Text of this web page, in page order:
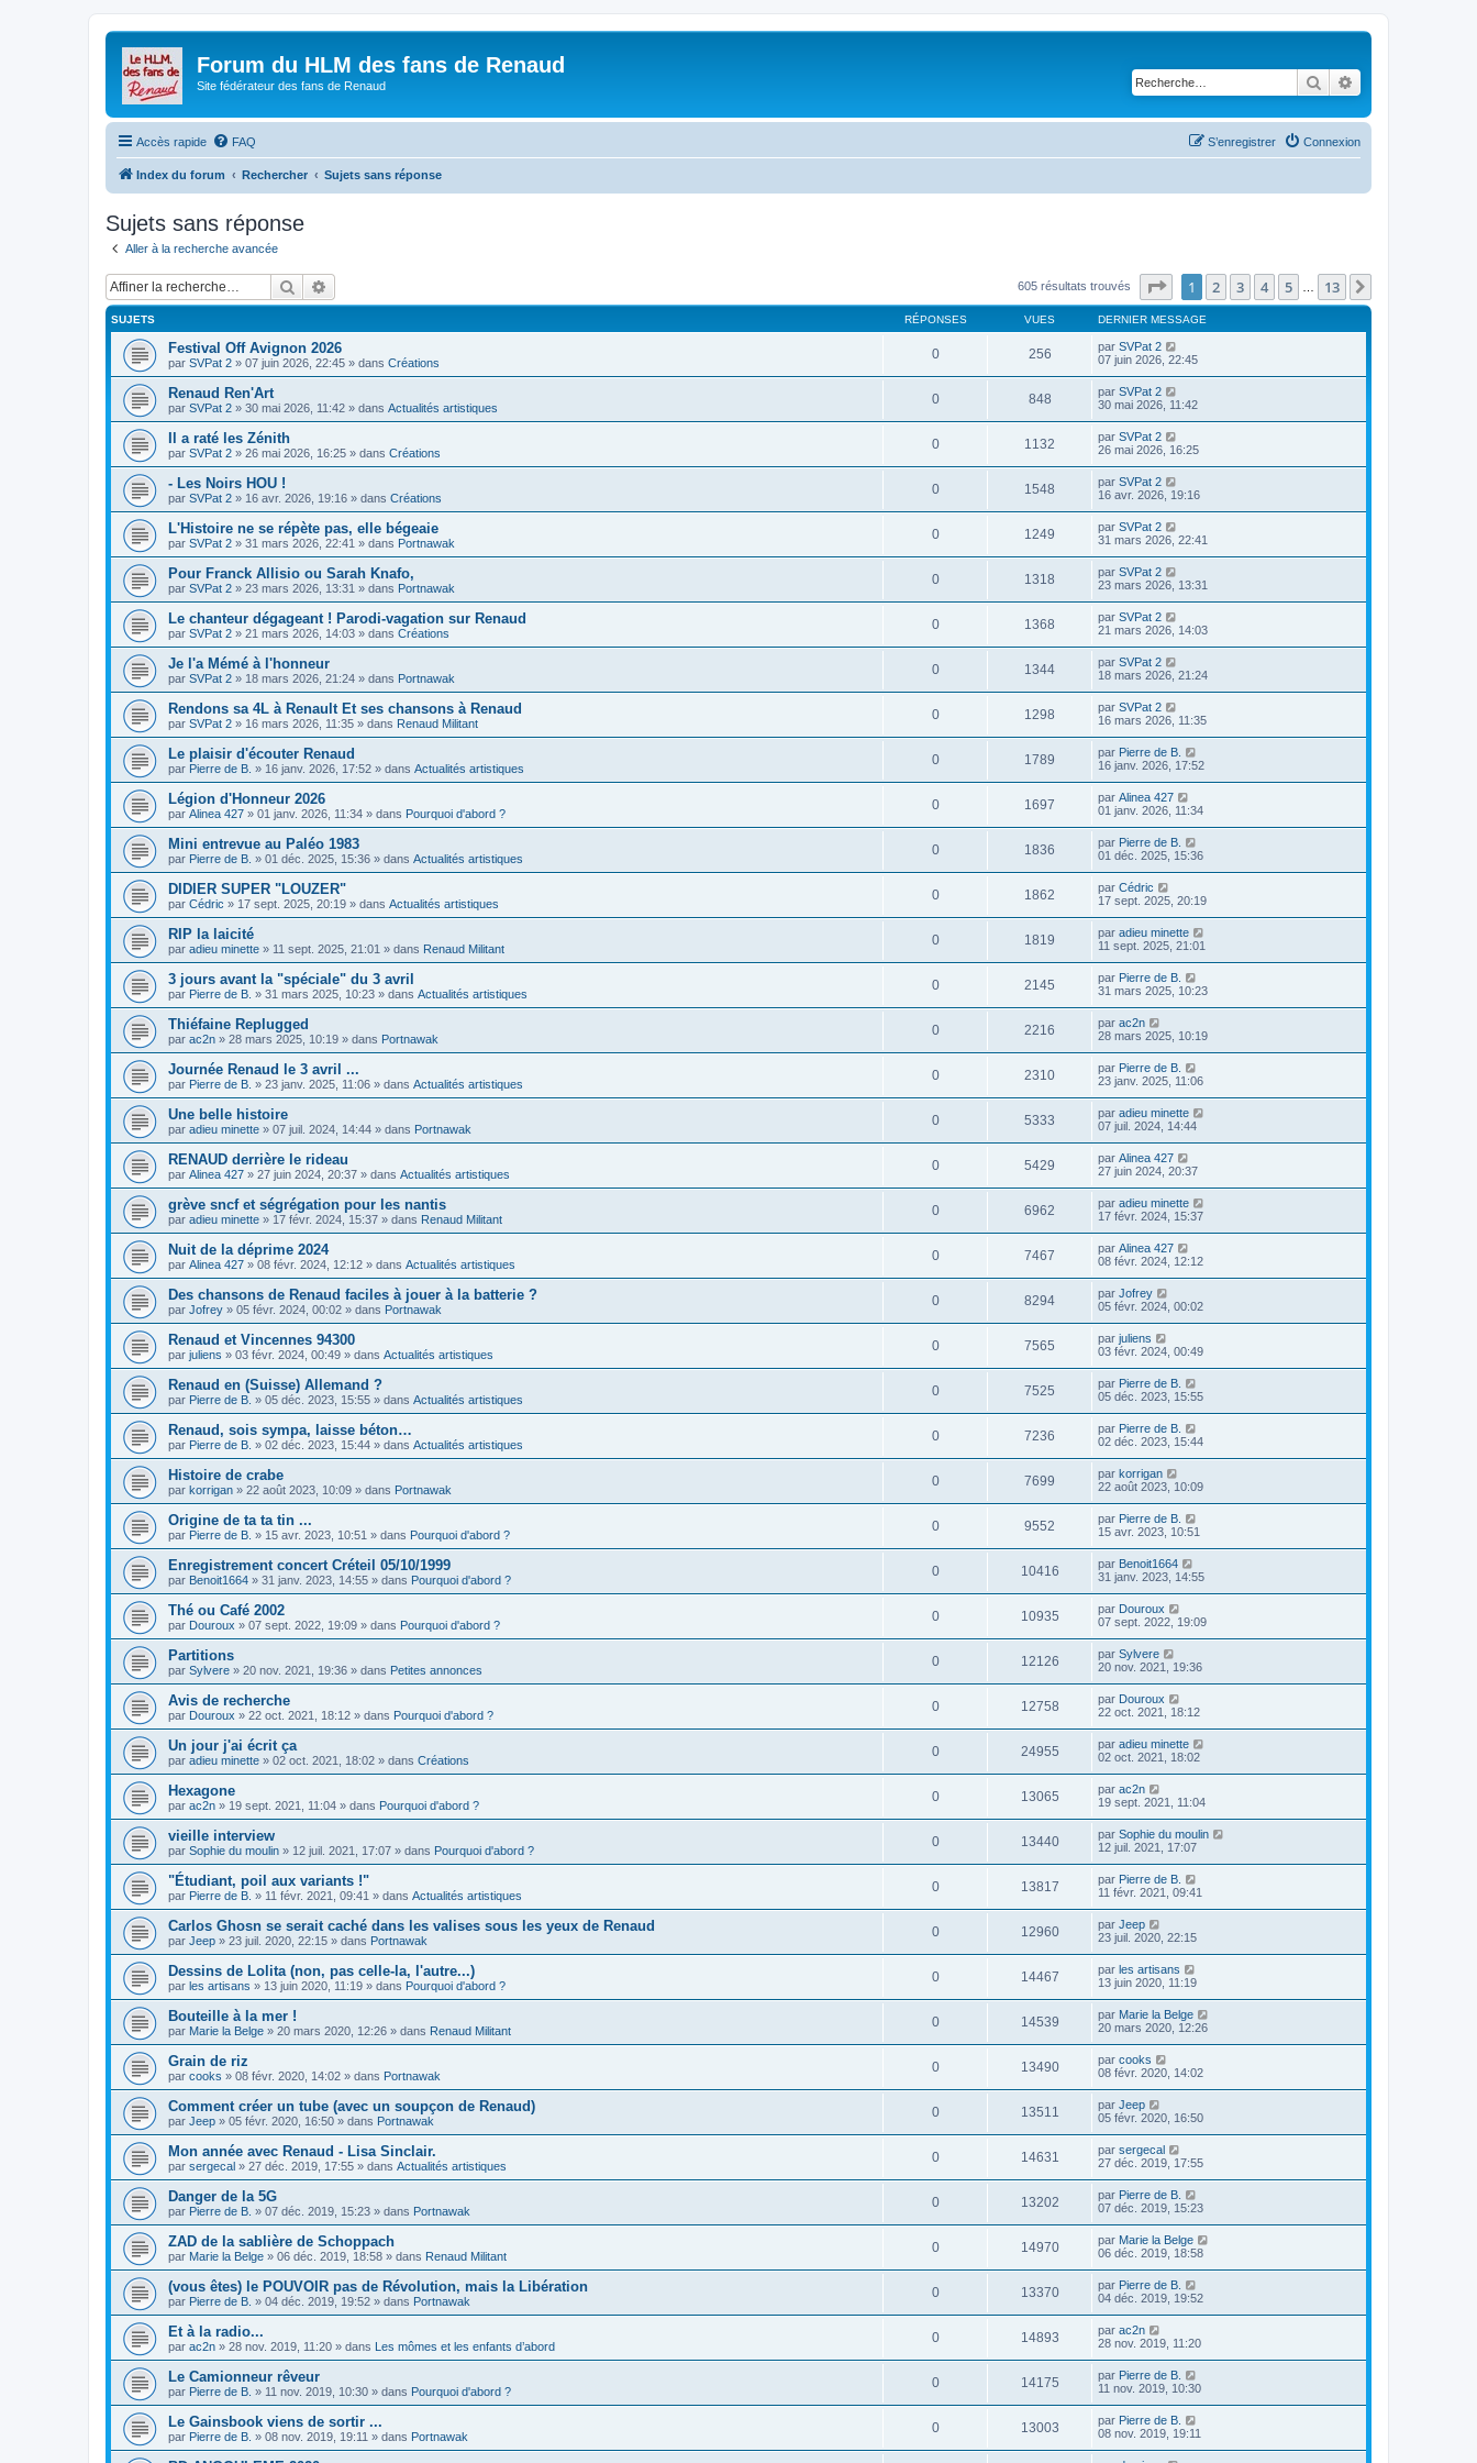
Forum du HLM des fans de Renaud
Site fédérateur des fans de Renaud Rechercher
Accès rapide FAQ Connexion
S’enregistrer
Index du forum Rechercher Sujets sans réponse
Sujets sans réponse
Aller à la recherche avancée
Rechercher 605 résultats trouvés Page sur13
1 2 3 4 5 13
SUJETS RÉPONSES VUES DERNIER MESSAGE
Festival Off Avignon 2026
par SVPat 2 » 07 juin 2026, 22:45 » dans Créations
0 256 par SVPat 2
07 juin 2026, 22:45
Renaud Ren'Art
par SVPat 2 » 30 mai 2026, 11:42 » dans Actualités artistiques
0 848 par SVPat 2
30 mai 2026, 11:42
Il a raté les Zénith
par SVPat 2 » 26 mai 2026, 16:25 » dans Créations
0 1132 par SVPat 2
26 mai 2026, 16:25
- Les Noirs HOU !
par SVPat 2 » 16 avr. 2026, 19:16 » dans Créations
0 1548 par SVPat 2
16 avr. 2026, 19:16
L'Histoire ne se répète pas, elle bégeaie
par SVPat 2 » 31 mars 2026, 22:41 » dans Portnawak
0 1249 par SVPat 2
31 mars 2026, 22:41
Pour Franck Allisio ou Sarah Knafo,
par SVPat 2 » 23 mars 2026, 13:31 » dans Portnawak
0 1318 par SVPat 2
23 mars 2026, 13:31
Le chanteur dégageant ! Parodi-vagation sur Renaud
par SVPat 2 » 21 mars 2026, 14:03 » dans Créations
0 1368 par SVPat 2
21 mars 2026, 14:03
Je l'a Mémé à l'honneur
par SVPat 2 » 18 mars 2026, 21:24 » dans Portnawak
0 1344 par SVPat 2
18 mars 2026, 21:24
Rendons sa 4L à Renault Et ses chansons à Renaud
par SVPat 2 » 16 mars 2026, 11:35 » dans Renaud Militant
0 1298 par SVPat 2
16 mars 2026, 11:35
Le plaisir d'écouter Renaud
par Pierre de B. » 16 janv. 2026, 17:52 » dans Actualités artistiques
0 1789 par Pierre de B.
16 janv. 2026, 17:52
Légion d'Honneur 2026
par Alinea 427 » 01 janv. 2026, 11:34 » dans Pourquoi d'abord ?
0 1697 par Alinea 427
01 janv. 2026, 11:34
Mini entrevue au Paléo 1983
par Pierre de B. » 01 déc. 2025, 15:36 » dans Actualités artistiques
0 1836 par Pierre de B.
01 déc. 2025, 15:36
DIDIER SUPER "LOUZER"
par Cédric » 17 sept. 2025, 20:19 » dans Actualités artistiques
0 1862 par Cédric
17 sept. 2025, 20:19
RIP la laicité
par adieu minette » 11 sept. 2025, 21:01 » dans Renaud Militant
0 1819 par adieu minette
11 sept. 2025, 21:01
3 jours avant la "spéciale" du 3 avril
par Pierre de B. » 31 mars 2025, 10:23 » dans Actualités artistiques
0 2145 par Pierre de B.
31 mars 2025, 10:23
Thiéfaine Replugged
par ac2n » 28 mars 2025, 10:19 » dans Portnawak
0 2216 par ac2n
28 mars 2025, 10:19
Journée Renaud le 3 avril ...
par Pierre de B. » 23 janv. 2025, 11:06 » dans Actualités artistiques
0 2310 par Pierre de B.
23 janv. 2025, 11:06
Une belle histoire
par adieu minette » 07 juil. 2024, 14:44 » dans Portnawak
0 5333 par adieu minette
07 juil. 2024, 14:44
RENAUD derrière le rideau
par Alinea 427 » 27 juin 2024, 20:37 » dans Actualités artistiques
0 5429 par Alinea 427
27 juin 2024, 20:37
grève sncf et ségrégation pour les nantis
par adieu minette » 17 févr. 2024, 15:37 » dans Renaud Militant
0 6962 par adieu minette
17 févr. 2024, 15:37
Nuit de la déprime 2024
par Alinea 427 » 08 févr. 2024, 12:12 » dans Actualités artistiques
0 7467 par Alinea 427
08 févr. 2024, 12:12
Des chansons de Renaud faciles à jouer à la batterie ?
par Jofrey » 05 févr. 2024, 00:02 » dans Portnawak
0 8294 par Jofrey
05 févr. 2024, 00:02
Renaud et Vincennes 94300
par juliens » 03 févr. 2024, 00:49 » dans Actualités artistiques
0 7565 par juliens
03 févr. 2024, 00:49
Renaud en (Suisse) Allemand ?
par Pierre de B. » 05 déc. 2023, 15:55 » dans Actualités artistiques
0 7525 par Pierre de B.
05 déc. 2023, 15:55
Renaud, sois sympa, laisse béton…
par Pierre de B. » 02 déc. 2023, 15:44 » dans Actualités artistiques
0 7236 par Pierre de B.
02 déc. 2023, 15:44
Histoire de crabe
par korrigan » 22 août 2023, 10:09 » dans Portnawak
0 7699 par korrigan
22 août 2023, 10:09
Origine de ta ta tin ...
par Pierre de B. » 15 avr. 2023, 10:51 » dans Pourquoi d'abord ?
0 9552 par Pierre de B.
15 avr. 2023, 10:51
Enregistrement concert Créteil 05/10/1999
par Benoit1664 » 31 janv. 2023, 14:55 » dans Pourquoi d'abord ?
0 10416 par Benoit1664
31 janv. 2023, 14:55
Thé ou Café 2002
par Douroux » 07 sept. 2022, 19:09 » dans Pourquoi d'abord ?
0 10935 par Douroux
07 sept. 2022, 19:09
Partitions
par Sylvere » 20 nov. 2021, 19:36 » dans Petites annonces
0 12126 par Sylvere
20 nov. 2021, 19:36
Avis de recherche
par Douroux » 22 oct. 2021, 18:12 » dans Pourquoi d'abord ?
0 12758 par Douroux
22 oct. 2021, 18:12
Un jour j'ai écrit ça
par adieu minette » 02 oct. 2021, 18:02 » dans Créations
0 24955 par adieu minette
02 oct. 2021, 18:02
Hexagone
par ac2n » 19 sept. 2021, 11:04 » dans Pourquoi d'abord ?
0 13065 par ac2n
19 sept. 2021, 11:04
vieille interview
par Sophie du moulin » 12 juil. 2021, 17:07 » dans Pourquoi d'abord ?
0 13440 par Sophie du moulin
12 juil. 2021, 17:07
"Étudiant, poil aux variants !"
par Pierre de B. » 11 févr. 2021, 09:41 » dans Actualités artistiques
0 13817 par Pierre de B.
11 févr. 2021, 09:41
Carlos Ghosn se serait caché dans les valises sous les yeux de Renaud
par Jeep » 23 juil. 2020, 22:15 » dans Portnawak
0 12960 par Jeep
23 juil. 2020, 22:15
Dessins de Lolita (non, pas celle-la, l'autre...)
par les artisans » 13 juin 2020, 11:19 » dans Pourquoi d'abord ?
0 14467 par les artisans
13 juin 2020, 11:19
Bouteille à la mer !
par Marie la Belge » 20 mars 2020, 12:26 » dans Renaud Militant
0 14539 par Marie la Belge
20 mars 2020, 12:26
Grain de riz
par cooks » 08 févr. 2020, 14:02 » dans Portnawak
0 13490 par cooks
08 févr. 2020, 14:02
Comment créer un tube (avec un soupçon de Renaud)
par Jeep » 05 févr. 2020, 16:50 » dans Portnawak
0 13511 par Jeep
05 févr. 2020, 16:50
Mon année avec Renaud - Lisa Sinclair.
par sergecal » 27 déc. 2019, 17:55 » dans Actualités artistiques
0 14631 par sergecal
27 déc. 2019, 17:55
Danger de la 5G
par Pierre de B. » 07 déc. 2019, 15:23 » dans Portnawak
0 13202 par Pierre de B.
07 déc. 2019, 15:23
ZAD de la sablière de Schoppach
par Marie la Belge » 06 déc. 2019, 18:58 » dans Renaud Militant
0 14970 par Marie la Belge
06 déc. 2019, 18:58
(vous êtes) le POUVOIR pas de Révolution, mais la Libération
par Pierre de B. » 04 déc. 2019, 19:52 » dans Portnawak
0 13370 par Pierre de B.
04 déc. 2019, 19:52
Et à la radio...
par ac2n » 28 nov. 2019, 11:20 » dans Les mômes et les enfants d’abord
0 14893 par ac2n
28 nov. 2019, 11:20
Le Camionneur rêveur
par Pierre de B. » 11 nov. 2019, 10:30 » dans Pourquoi d'abord ?
0 14175 par Pierre de B.
11 nov. 2019, 10:30
Le Gainsbook viens de sortir ...
par Pierre de B. » 08 nov. 2019, 19:11 » dans Portnawak
0 13003 par Pierre de B.
08 nov. 2019, 19:11